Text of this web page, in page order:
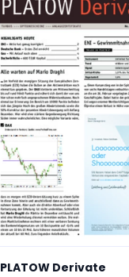
PLATOW Derivate